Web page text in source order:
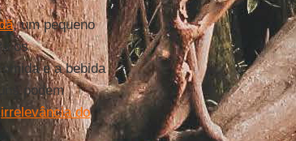
, um pequeno
os
e a bebida
podem
irrelevância do